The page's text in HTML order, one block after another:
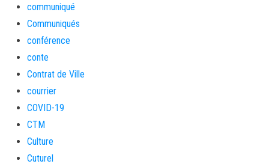
communiqué
Communiqués
conférence
conte
Contrat de Ville
courrier
COVID-19
CTM
Culture
Cuturel